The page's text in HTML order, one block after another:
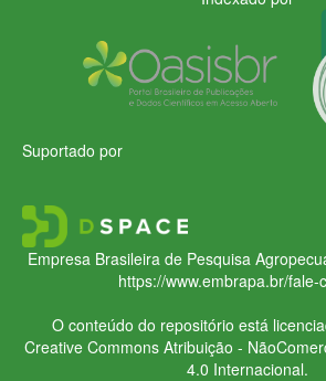
Suportado por
Empresa Brasileira de Pesquisa
https://www.embrapa.br/fale-
O conteúdo do repositório está
Creative CommonsAtribuição -
4.0 Internacional.